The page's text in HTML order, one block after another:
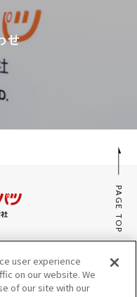
せ
PAGE TOP
タル
ポリシー
user experience
on our website. We
of our site with our